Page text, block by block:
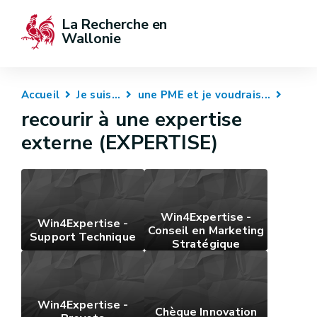
La Recherche en
Wallonie
Accueil Je suis... une PME et je voudrais...
recourir à une expertise
externe (EXPERTISE)
Win4Expertise -
Support Technique
Win4Expertise -
Conseil en Marketing
Stratégique
Win4Expertise -
Chèque Innovation